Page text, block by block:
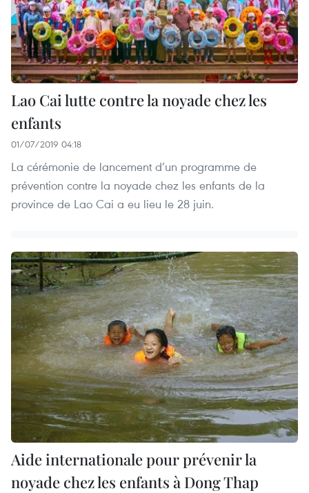
Lao Cai lutte contre la noyade chez les
enfants
01/07/2019 04:18
La cérémonie de lancement d’un programme de
prévention contre la noyade chez les enfants de la
province de Lao Cai a eu lieu le 28 juin.
Aide internationale pour prévenir la
noyade chez les enfants à Dong Thap